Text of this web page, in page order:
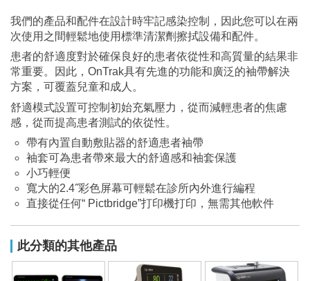
我們的產品和配件在設計時牢記感染控制，因此您可以在兩
次使用之間輕鬆地使用標準清潔劑擦拭設備和配件。
患者的舒適度對於確保良好的患者依從性和高質量的結果非
常重要。因此，OnTrak具有先進的功能和廣泛的袖帶解決
方案，可覆蓋兒童和成人。
舒適模式設置可控制初始充氣壓力，從而減輕患者的焦慮
感，從而提高患者測試的依從性。
帶有內置自動敷貼器的舒適患者袖帶
袖套可為患者帶來最大的舒適感和袖套保護
小巧輕便
寬大的2.4˝彩色屏幕可輕鬆在診所內外進行編程
直接從任何“ Pictbridge”打印機打印，無需其他軟件
此分類的其他產品